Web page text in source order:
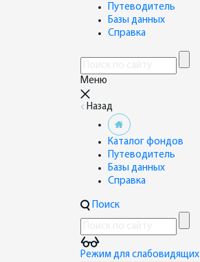
Путеводитель
Базы данных
Справка
Меню
Назад
Каталог фондов
Путеводитель
Базы данных
Справка
Поиск
Режим для слабовидящих